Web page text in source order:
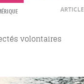
ARTICLE
volontaires